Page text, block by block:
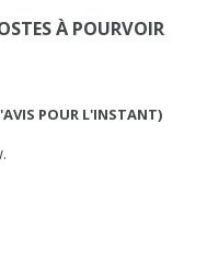
À POURVOIR
POUR L'INSTANT)